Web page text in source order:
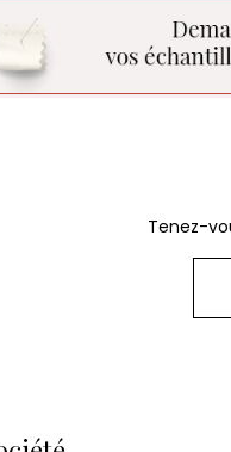
Tenez-